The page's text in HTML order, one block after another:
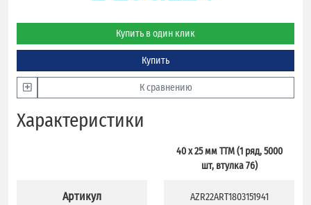
Купить в один клик
Купить
К сравнению
Характеристики
Артикул
40 x 25 мм TTM (1 ряд, 5000
шт, втулка 76)
AZR22ART1803151941